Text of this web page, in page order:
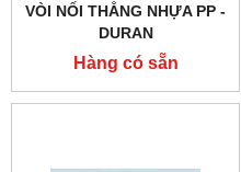
VÒI NỐI THẲNG NHỰA PP -
DURAN
Hàng có sẵn